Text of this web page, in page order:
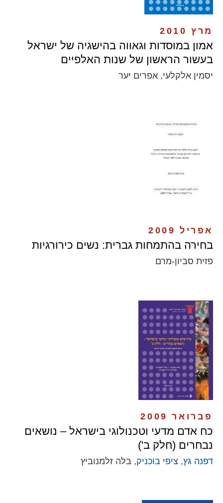
מרץ 2010
אמון במוסדות וגאווה בהישגיה של ישראל
בעשור הראשון של שנות האלפיים
יסמין אלקלעי, אפרים יער
אפריל 2009
בחירה בהתמחות גברית: נשים כירורגיות
פזית סביון-מרם
פברואר 2009
כח אדם מדעי וטכנולוגי בישראל – נושאים
נבחרים (חלק ב')
דפנה גץ, ציפי בוכניק, בלה זלמנוביץ